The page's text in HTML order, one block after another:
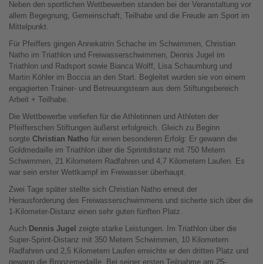
Neben den sportlichen Wettbewerben standen bei der Veranstaltung vor
allem Begegnung, Gemeinschaft, Teilhabe und die Freude am Sport im
Mittelpunkt.
Für Pfeiffers gingen Annekatrin Schache im Schwimmen, Christian
Natho im Triathlon und Freiwasserschwimmen, Dennis Jugel im
Triathlon und Radsport sowie Bianca Wolff, Lisa Schaumburg und
Martin Köhler im Boccia an den Start. Begleitet wurden sie von einem
engagierten Trainer- und Betreuungsteam aus dem Stiftungsbereich
Arbeit + Teilhabe.
Die Wettbewerbe verliefen für die Athletinnen und Athleten der
Pfeifferschen Stiftungen äußerst erfolgreich. Gleich zu Beginn
sorgte Christian Natho für einen besonderen Erfolg: Er gewann die
Goldmedaille im Triathlon über die Sprintdistanz mit 750 Metern
Schwimmen, 21 Kilometern Radfahren und 4,7 Kilometern Laufen. Es
war sein erster Wettkampf im Freiwasser überhaupt.
Zwei Tage später stellte sich Christian Natho erneut der
Herausforderung des Freiwasserschwimmens und sicherte sich über die
1-Kilometer-Distanz einen sehr guten fünften Platz.
Auch Dennis Jugel zeigte starke Leistungen. Im Triathlon über die
Super-Sprint-Distanz mit 350 Metern Schwimmen, 10 Kilometern
Radfahren und 2,5 Kilometern Laufen erreichte er den dritten Platz und
gewann die Bronzemedaille. Bei seiner ersten Teilnahme am 25-